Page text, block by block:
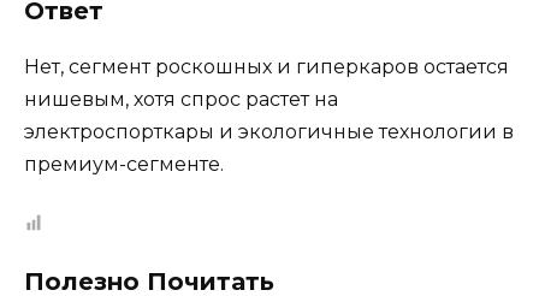
Ответ
Нет, сегмент роскошных и гиперкаров остается
нишевым, хотя спрос растет на
электроспорткары и экологичные технологии в
премиум-сегменте.
Полезно Почитать